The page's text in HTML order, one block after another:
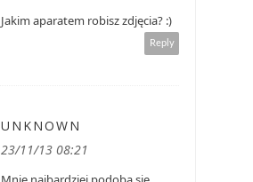
Jakim aparatem robisz zdjęcia? :)
Reply
UNKNOWN
23/11/13 08:21